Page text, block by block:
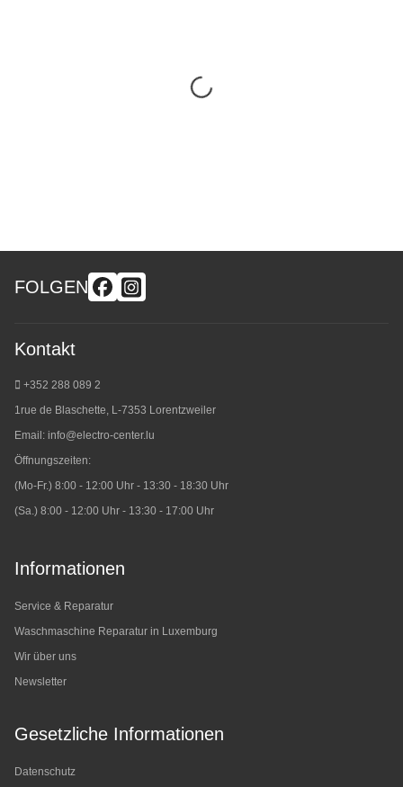
FOLGEN
Kontakt
+352 288 089 2
1rue de Blaschette, L-7353 Lorentzweiler
Email: info@electro-center.lu
Öffnungszeiten:
(Mo-Fr.) 8:00 - 12:00 Uhr - 13:30 - 18:30 Uhr
(Sa.) 8:00 - 12:00 Uhr - 13:30 - 17:00 Uhr
Informationen
Service & Reparatur
Waschmaschine Reparatur in Luxemburg
Wir über uns
Newsletter
Gesetzliche Informationen
Datenschutz